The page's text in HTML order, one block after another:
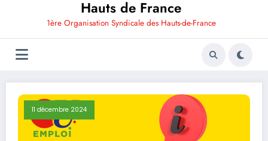
Hauts de France
1ère Organisation Syndicale des Hauts-de-France
11 décembre 2024